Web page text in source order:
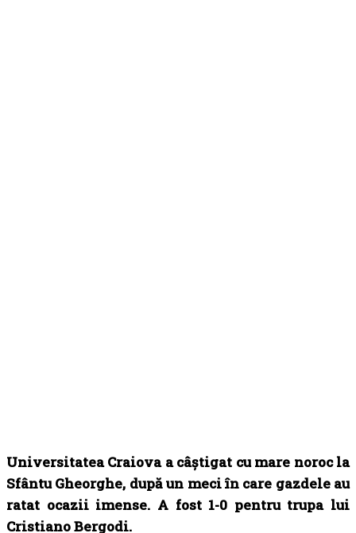
Universitatea Craiova a câștigat cu mare noroc la
Sfântu Gheorghe, după un meci în care gazdele au
ratat ocazii imense. A fost 1-0 pentru trupa lui
Cristiano Bergodi.